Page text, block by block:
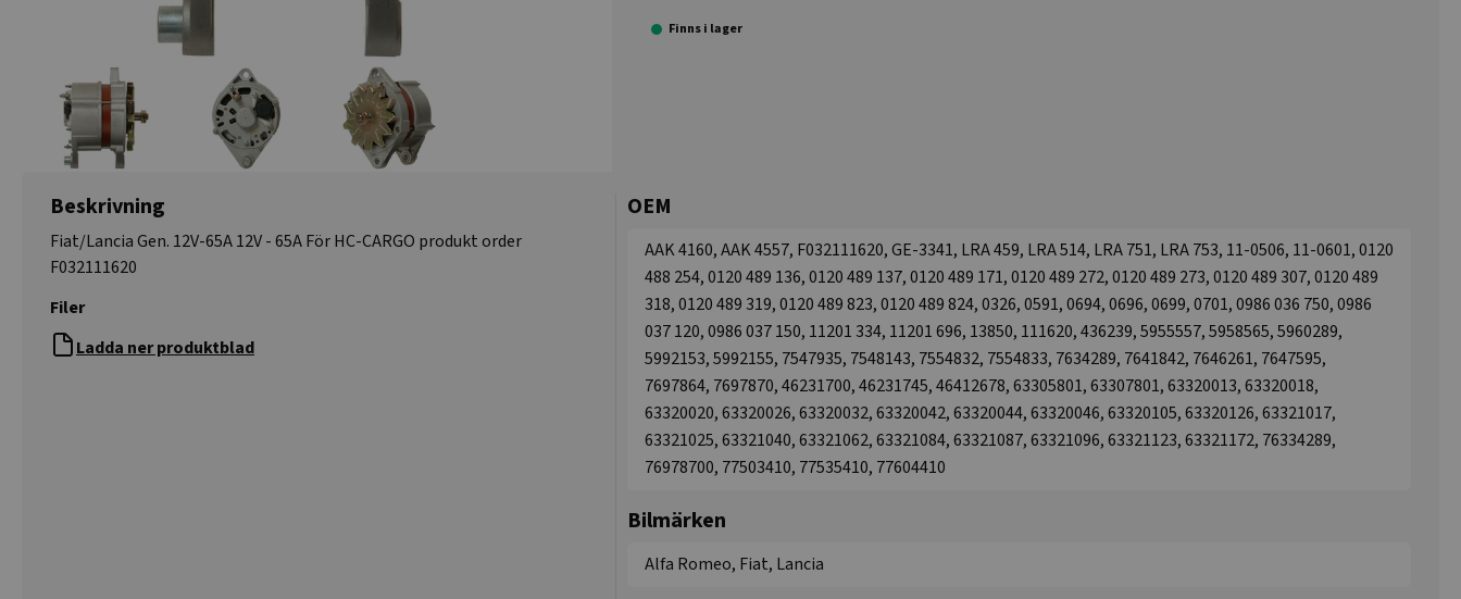
Finns i lager
Beskrivning
Fiat/Lancia Gen. 12V-65A 12V - 65A För HC-CARGO produkt order
F032111620
Filer
Ladda ner produktblad
OEM
AAK 4160, AAK 4557, F032111620, GE-3341, LRA 459, LRA 514, LRA 751, LRA 753, 11-0506, 11-0601, 0120
488 254, 0120 489 136, 0120 489 137, 0120 489 171, 0120 489 272, 0120 489 273, 0120 489 307, 0120 489
318, 0120 489 319, 0120 489 823, 0120 489 824, 0326, 0591, 0694, 0696, 0699, 0701, 0986 036 750, 0986
037 120, 0986 037 150, 11201 334, 11201 696, 13850, 111620, 436239, 5955557, 5958565, 5960289,
5992153, 5992155, 7547935, 7548143, 7554832, 7554833, 7634289, 7641842, 7646261, 7647595,
7697864, 7697870, 46231700, 46231745, 46412678, 63305801, 63307801, 63320013, 63320018,
63320020, 63320026, 63320032, 63320042, 63320044, 63320046, 63320105, 63320126, 63321017,
63321025, 63321040, 63321062, 63321084, 63321087, 63321096, 63321123, 63321172, 76334289,
76978700, 77503410, 77535410, 77604410
Bilmärken
Alfa Romeo, Fiat, Lancia